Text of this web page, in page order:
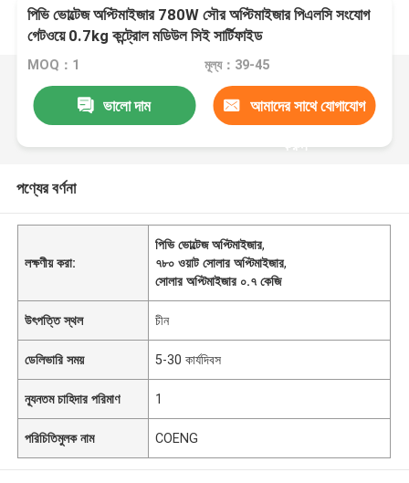
পিভি ভোল্টেজ অপ্টিমাইজার 780W সৌর অপ্টিমাইজার পিএলসি সংযোগ
গেটওয়ে 0.7kg কন্ট্রোল মডিউল সিই সার্টিফাইড
MOQ：1 মূল্য：39-45
ভালো দাম আমাদের সাথে যোগাযোগ
করুন
পণ্যের বর্ণনা
লক্ষণীয় করা:
পিভি ভোল্টেজ অপ্টিমাইজার,
৭৮০ ওয়াট সোলার অপ্টিমাইজার,
সোলার অপ্টিমাইজার ০.৭ কেজি
উৎপত্তি স্থল চীন
ডেলিভারি সময় 5-30 কার্যদিবস
ন্যূনতম চাহিদার পরিমাণ 1
পরিচিতিমুলক নাম COENG